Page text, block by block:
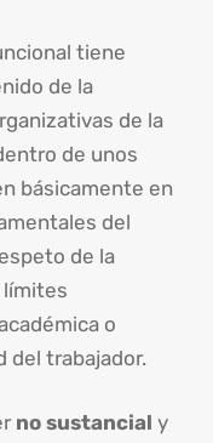
tiene
de la
de la
de unos
básicamente en
del
de la
límites
o
del trabajador.
no sustancial y